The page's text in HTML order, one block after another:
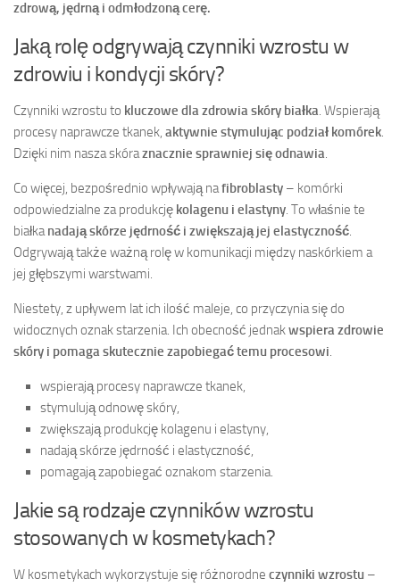
zdrową, jędrną i odmłodzoną cerę.
Jaką rolę odgrywają czynniki wzrostu w
zdrowiu i kondycji skóry?
Czynniki wzrostu to kluczowe dla zdrowia skóry białka. Wspierają
procesy naprawcze tkanek, aktywnie stymulując podział komórek.
Dzięki nim nasza skóraznacznie sprawniej się odnawia.
Co więcej, bezpośrednio wpływają nafibroblasty – komórki
odpowiedzialne za produkcję kolagenu i elastyny. To właśnie te
białkanadają skórze jędrność i zwiększają jej elastyczność.
Odgrywają także ważną rolę w komunikacji między naskórkiem a
jej głębszymi warstwami.
Niestety, z upływem lat ich ilość maleje, co przyczynia się do
widocznych oznak starzenia. Ich obecność jednakwspiera zdrowie
skóry i pomaga skutecznie zapobiegać temu procesowi.
wspierają procesy naprawcze tkanek,
stymulują odnowę skóry,
zwiększają produkcję kolagenu i elastyny,
nadają skórze jędrność i elastyczność,
pomagają zapobiegać oznakom starzenia.
Jakie są rodzaje czynników wzrostu
stosowanych w kosmetykach?
W kosmetykach wykorzystuje się różnorodne czynniki wzrostu –